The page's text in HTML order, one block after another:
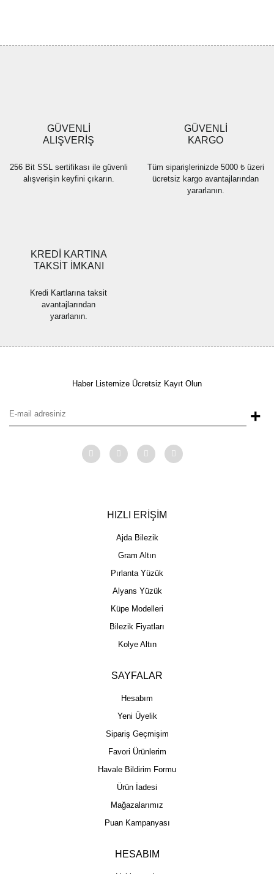
Ürün fiyatı diğer sitelerden daha pahalı.
Bu ürüne benzer farklı alternatifler olmalı.
GÜVENLİ
ALIŞVERİŞ
256 Bit SSL sertifikası ile güvenli
alışverişin keyfini çıkarın.
GÜVENLİ
KARGO
Tüm siparişlerinizde 5000 ₺ üzeri
ücretsiz kargo avantajlarından
yararlanın.
KREDİ KARTINA
TAKSİT İMKANI
Kredi Kartlarına taksit
avantajlarından
yararlanın.
Haber Listemize Ücretsiz Kayıt Olun
+
HIZLI ERİŞİM
Ajda Bilezik
Gram Altın
Pırlanta Yüzük
Alyans Yüzük
Küpe Modelleri
Bilezik Fiyatları
Kolye Altın
SAYFALAR
Hesabım
Yeni Üyelik
Sipariş Geçmişim
Favori Ürünlerim
Havale Bildirim Formu
Ürün İadesi
Mağazalarımız
Puan Kampanyası
HESABIM